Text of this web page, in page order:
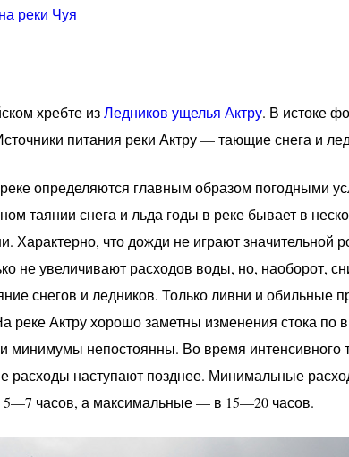
реки Чуя
хребте изЛедников ущелья Актру. В истоке
питания реки Актру — тающие снега и
определяются главным образом погодными
таянии снега и льда годы в реке бывает в
Характерно, что дожди не играют значительной
не увеличивают расходов воды, но, наоборот,
снегов и ледников. Только ливни и обильные
реке Актру хорошо заметны изменения стока по
минимумы непостоянны. Во время интенсивного
расходы наступают позднее. Минимальные
часов, а максимальные — в 15—20 часов.